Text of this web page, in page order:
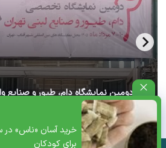
خرید آسان «ناس» در
برای کودکان
آغاز دومین نمایشگاه دام، طیور و صنایع
تهران+ ویدئو